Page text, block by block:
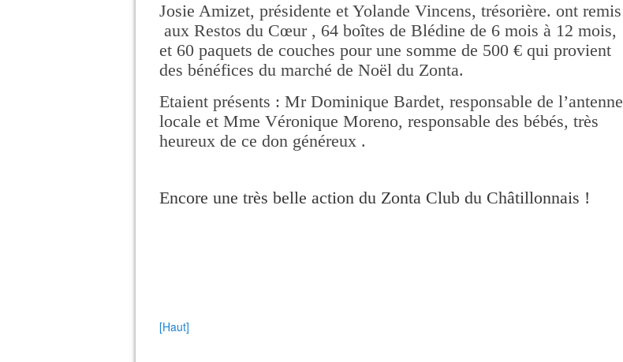
Josie Amizet, présidente et Yolande Vincens, trésorière. ont remis
aux Restos du Cœur , 64 boîtes de Blédine de 6 mois à 12 mois,
et 60 paquets de couches pour une somme de 500 € qui provient
des bénéfices du marché de Noël du Zonta.
Etaient présents : Mr Dominique Bardet, responsable de l’antenne
locale et Mme Véronique Moreno, responsable des bébés, très
heureux de ce don généreux .
Encore une très belle action du Zonta Club du Châtillonnais !
[Haut]